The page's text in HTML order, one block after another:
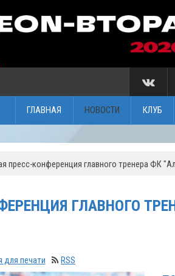
ГЛАВНАЯ НОВОСТИ КЛУБ
пресс-конференция главного тренера ФК
ГЛАВНОГО
для печати RSS